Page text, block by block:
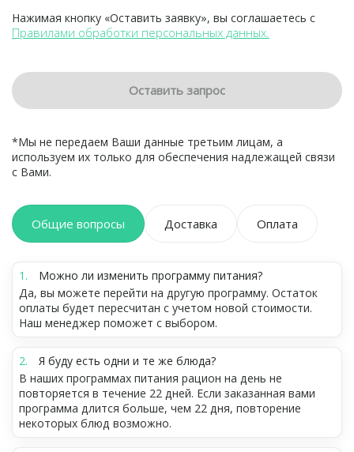
Общие вопросы Доставка Оплата
Можно ли изменить программу питания?
Да, вы можете перейти на другую программу. Остаток
оплаты будет пересчитан с учетом новой стоимости.
Наш менеджер поможет с выбором.
Я буду есть одни и те же блюда?
В наших программах питания рацион на день не
повторяется в течение 22 дней. Если заказанная вами
программа длится больше, чем 22 дня, повторение
некоторых блюд возможно.
Нажимая кнопку «Оставить заявку», вы соглашаетесь с
Правилами обработки персональных данных.
Оставить запрос
*Мы не передаем Ваши данные третьим лицам, а
используем их только для обеспечения надлежащей связи
с Вами.